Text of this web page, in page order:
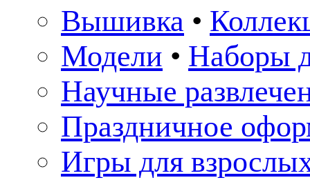
Вышивка •
Модели • Наборы
Научные
Праздничное
Игры для